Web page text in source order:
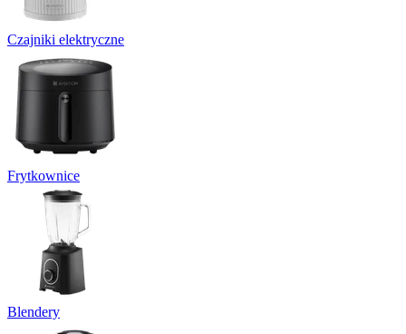
Czajniki elektryczne
Frytkownice
Blendery